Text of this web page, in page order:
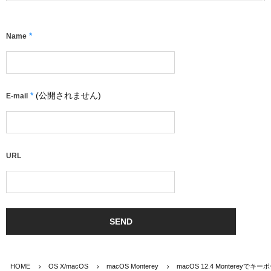
Name *
E-mail * (公開されません)
URL
HOME OS X/macOS macOS Monterey macOS 12.4 Montereyでキー